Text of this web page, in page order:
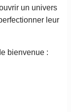
un univers
leur
bienvenue :